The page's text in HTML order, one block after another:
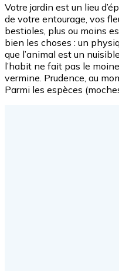
Votre jardin est un lieu
de votre entourage, vos
bestioles, plus ou moins
bien les choses : un
que l’animal est un
l’habit ne fait pas le
vermine. Prudence, au
Parmi les espèces